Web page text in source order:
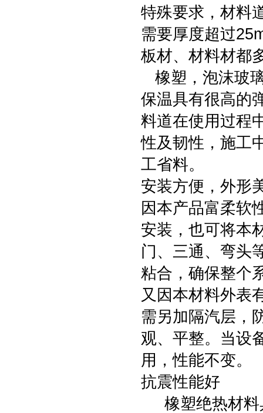
特殊要求，材料
需要厚度超过
板材、材料材都
橡塑，泡沫玻
保温具有很高的
料道在使用过程
性及韧性，施工
工省料。
安装方便，外形
因本产品富柔软
安装，也可将本
门、三通、弯头
粘合，确保整个
又因本材料外表
需另加隔汽层，
观、平整。当设
用，性能不变。
抗震性能好
橡塑绝热材料